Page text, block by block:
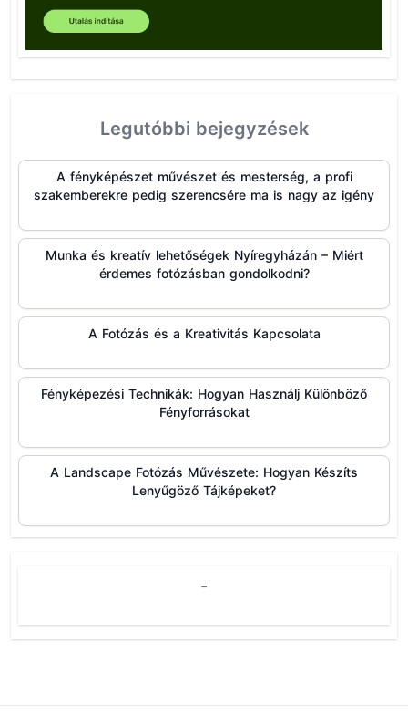
Legutóbbi bejegyzések
A fényképészet művészet és mesterség, a profi
szakemberekre pedig szerencsére ma is nagy az igény
Munka és kreatív lehetőségek Nyíregyházán – Miért
érdemes fotózásban gondolkodni?
A Fotózás és a Kreativitás Kapcsolata
Fényképezési Technikák: Hogyan Használj Különböző
Fényforrásokat
A Landscape Fotózás Művészete: Hogyan Készíts
Lenyűgöző Tájképeket?
-